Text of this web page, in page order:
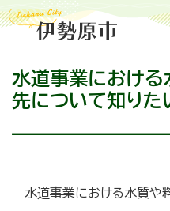
水道事業におけ
先について知りた
水道事業における水質や